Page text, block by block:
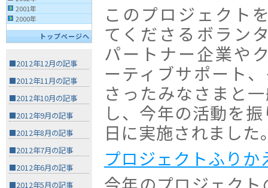
2001年
2000年
トップページへ
■2012年12月の記事
■2012年11月の記事
■2012年10月の記事
■2012年9月の記事
■2012年8月の記事
■2012年7月の記事
■2012年6月の記事
■2012年5月の記事
このプロジェクト
てくださるボラン
パートナー企業や
ーティブサポート
さったみなさまと
し、今年の活動を
日に実施されました
プロジェクトふり